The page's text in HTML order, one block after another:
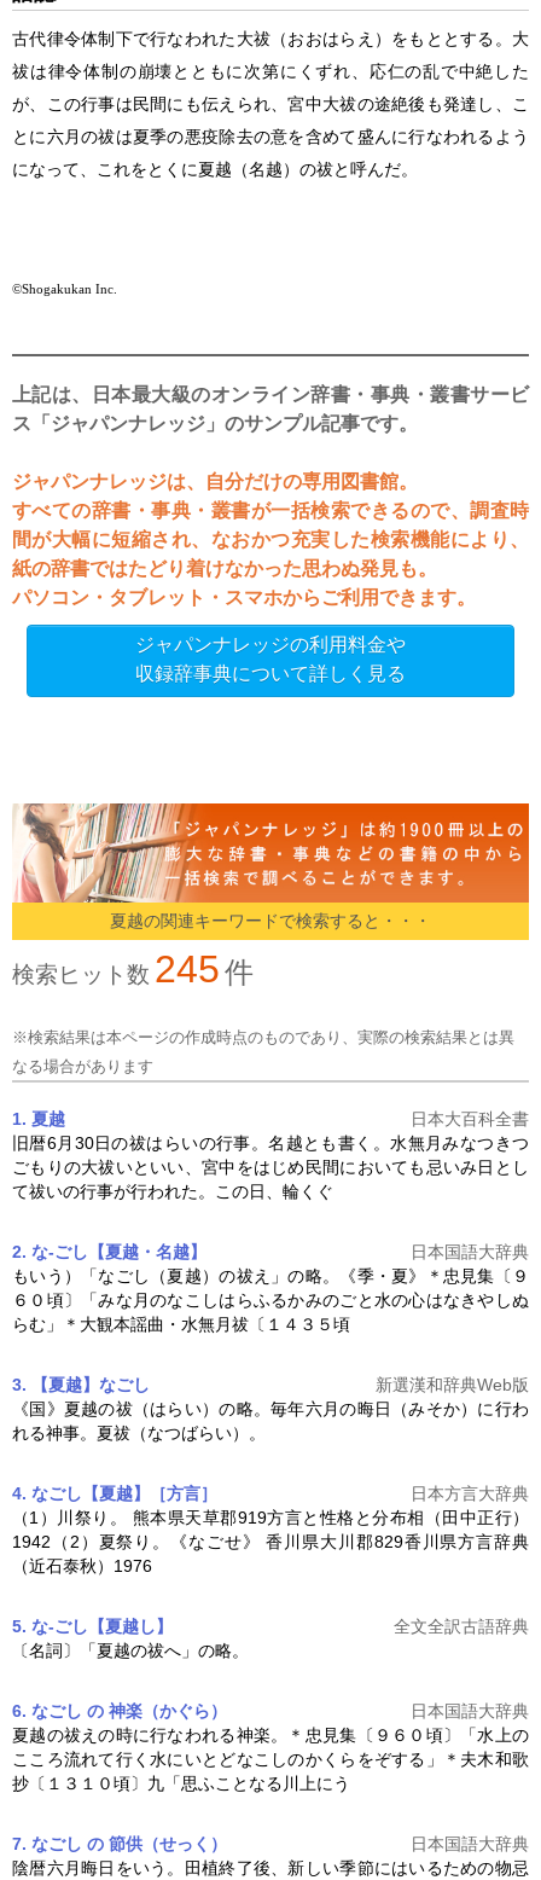
古代律令体制下で行なわれた大祓（おおはらえ）をもととする。大
祓は律令体制の崩壊とともに次第にくずれ、応仁の乱で中絶した
が、この行事は民間にも伝えられ、宮中大祓の途絶後も発達し、こ
とに六月の祓は夏季の悪疫除去の意を含めて盛んに行なわれるよう
になって、これをとくに夏越（名越）の祓と呼んだ。
©Shogakukan Inc.
上記は、日本最大級のオンライン辞書・事典・叢書サービ
ス「ジャパンナレッジ」のサンプル記事です。
ジャパンナレッジは、自分だけの専用図書館。
すべての辞書・事典・叢書が一括検索できるので、調査時
間が大幅に短縮され、なおかつ充実した検索機能により、
紙の辞書ではたどり着けなかった思わぬ発見も。
パソコン・タブレット・スマホからご利用できます。
ジャパンナレッジの利用料金や
収録辞事典について詳しく見る
夏越の関連キーワードで検索すると・・・
検索ヒット数 245件
※検索結果は本ページの作成時点のものであり、実際の検索結果とは異
なる場合があります
1. 夏越
日本大百科全書
旧暦6月30日の祓はらいの行事。名越とも書く。水無月みなつきつ
ごもりの大祓いといい、宮中をはじめ民間においても忌いみ日とし
て祓いの行事が行われた。この日、輪くぐ
2. な‐ごし【夏越・名越】
日本国語大辞典
もいう）「なごし（夏越）の祓え」の略。《季・夏》＊忠見集〔９
６０頃〕「みな月のなこしはらふるかみのごと水の心はなきやしぬ
らむ」＊大観本謡曲・水無月祓〔１４３５頃
3. 【夏越】なごし
新選漢和辞典Web版
《国》 夏越の祓（はらい）の略。毎年六月の晦日（みそか）に行わ
れる神事。夏祓（なつばらい）。
4. なごし【夏越】［方言］
日本方言大辞典
（1）川祭り。 熊本県天草郡919方言と性格と分布相（田中正行）
1942（2）夏祭り。《なごせ》 香川県大川郡829香川県方言辞典
（近石泰秋）1976
5. な-ごし【夏越し】
全文全訳古語辞典
〔名詞〕「夏越の祓へ」の略。
6. なごし の 神楽（かぐら）
日本国語大辞典
夏越の祓えの時に行なわれる神楽。＊忠見集〔９６０頃〕「水上の
こころ流れて行く水にいとどなこしのかくらをぞする」＊夫木和歌
抄〔１３１０頃〕九「思ふことなる川上にう
7. なごし の 節供（せっく）
日本国語大辞典
陰暦六月晦日をいう。田植終了後、新しい季節にはいるための物忌